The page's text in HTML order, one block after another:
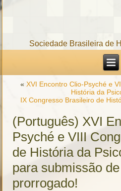
Sociedade Brasileira de
« XVI Encontro Clio-Psyché e
História da
IX Congresso Brasileiro de
(Português) XVI
Psyché e VIII
de História da
para submissão
prorrogado!